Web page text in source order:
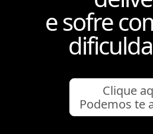
e sofre
Clique
Podemos te